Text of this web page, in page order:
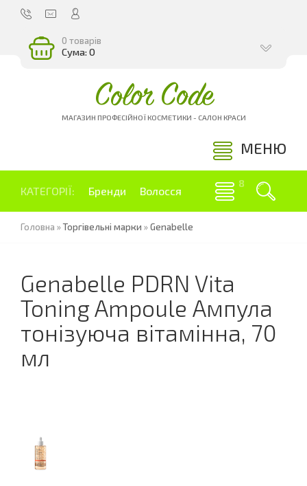
0 товарів
Сума: 0
Color Code
МАГАЗИН ПРОФЕСІЙНОЇ КОСМЕТИКИ - САЛОН КРАСИ
МЕНЮ
КАТЕГОРІЇ: Бренди Волосся
Головна »Торгівельні марки »Genabelle
Genabelle PDRN Vita
Toning Ampoule Ампула
тонізуюча вітамінна, 70
мл